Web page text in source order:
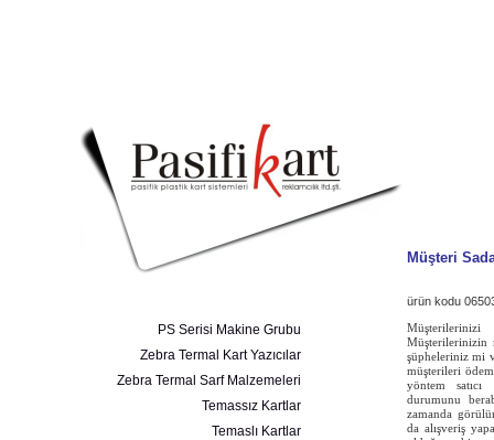
PS Serisi Makine Grubu
Zebra Termal Kart Yazıcılar
Zebra Termal Sarf Malzemeleri
Temassız Kartlar
Temaslı Kartlar
Müşteri
ürün kodu
Müşterilerinizi
Müşterilerinizin
şüpheleriniz mi
müşterileri
yöntem satıcı
durumunu
zamanda
da alışveriş